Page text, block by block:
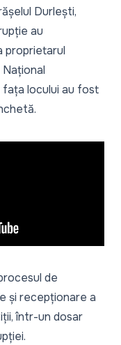
Durlești,
au
proprietarul
fața locului au fost
de
și recepționare a
într-un dosar